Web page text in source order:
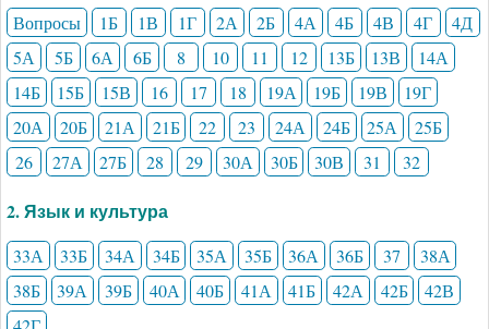
Вопросы 1Б 1В 1Г 2А 2Б 4А 4Б 4В 4Г
4Д
5А
5Б 6А 6Б 8 10 11 12 13Б 13В
14А
14Б
15Б 15В 16 17 18 19А 19Б 19В
19Г
20А
20Б 21А 21Б 22 23 24А 24Б 25А
25Б
26
27А 27Б 28 29 30А 30Б 30В 31 32
2. Язык и культура
33А 33Б 34А 34Б 35А 35Б 36А 36Б 37
38А
38Б
39А 39Б 40А 40Б 41А 41Б 42А 42Б
42В